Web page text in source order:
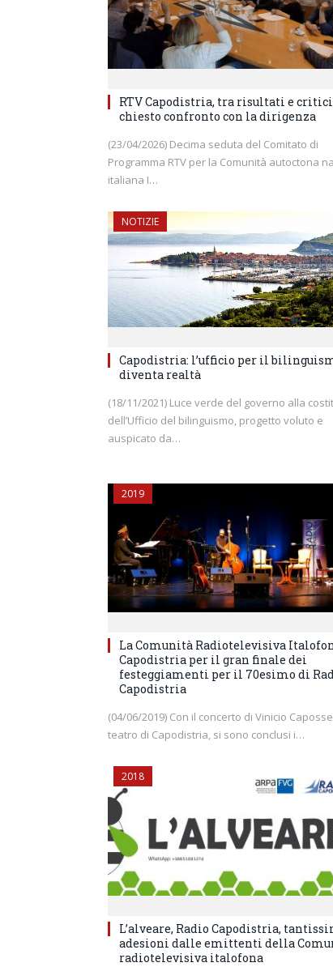
RTV Capodistria, tra risultati e
chiesto confronto con la dirigenza
(23/04/2026) Decima seduta del Comitato di
Programma RTV per la Comunità autoctona
italiana I…
NOTIZIE
Capodistria: l’ufficio per il
diventa realtà
(18/11/2021) Luce verde del governo alla
dell’Ufficio del bilinguismo, progetto voluto e
auspicato da…
2019
La Comunità Radiotelevisiva
Capodistria per il gran finale dei
festeggiamenti per il 70esimo di
Capodistria
(04/06/2019) Con il concerto di Vinicio
teatro di Capodistria, si sono conclusi i…
2018
L’alveare, Radio Capodistria,
adesioni dalle emittenti della
radiotelevisiva italofona